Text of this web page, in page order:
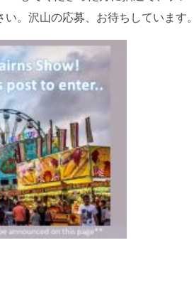
い。沢山の応募、お待ちしています。